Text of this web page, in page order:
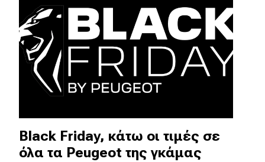
Black Friday, κάτω οι τιμές σε
όλα τα Peugeot της γκάμας